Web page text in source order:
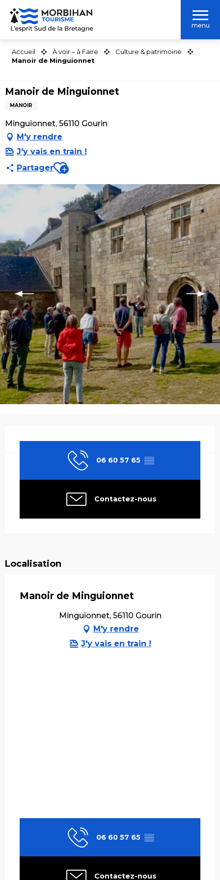
Aller
contenu
menu
Accueil À voir – à Faire
Culture & patrimoine
Manoir de Minguionnet
Manoir de Minguionnet
MANOIR
Minguionnet, 56110 Gourin
M'y rendre
J'y vais en train !
PartagerAjouter aux favoris
06 60 57 65 ▒▒
Contactez-nous
Localisation
Manoir de Minguionnet
Minguionnet, 56110 Gourin
M'y rendre
J'y vais en train !
06 60 57 65 ▒▒
Contactez-nous